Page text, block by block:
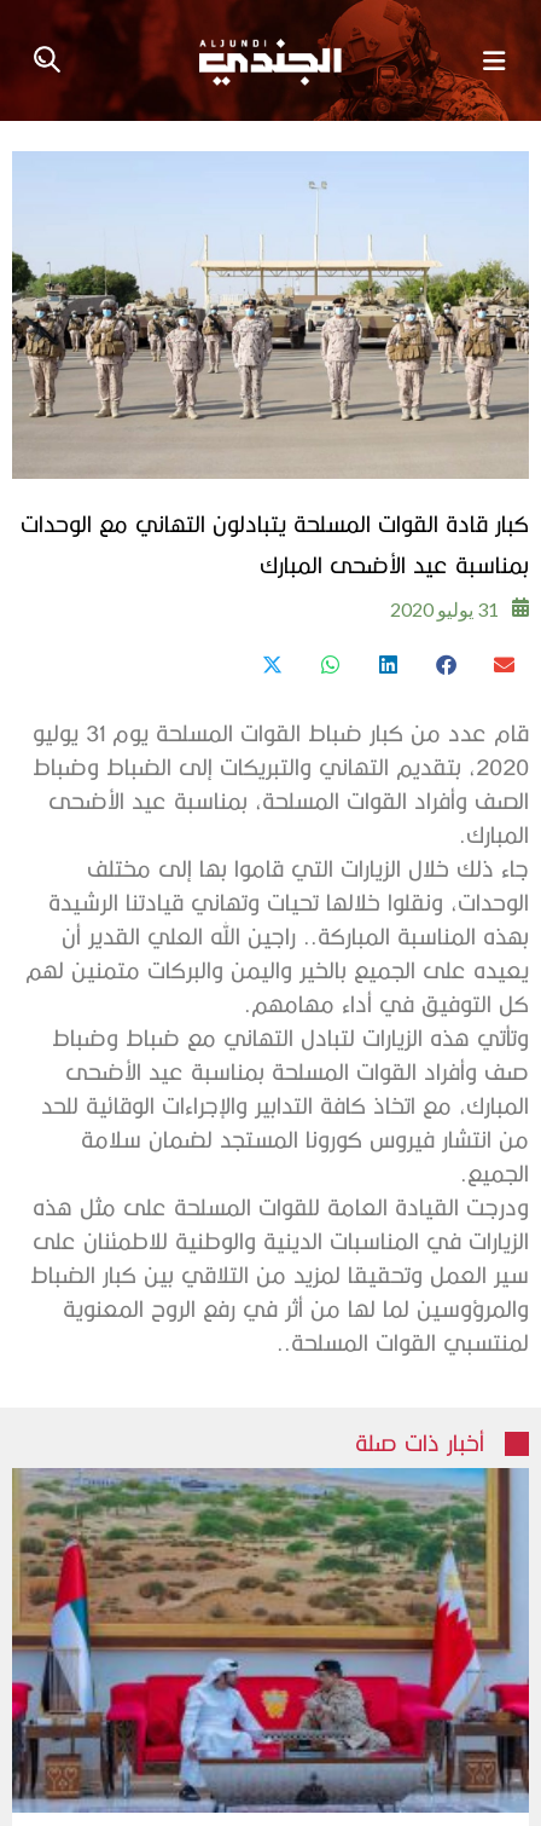
كبار قادة القوات المسلحة يتبادلون التهاني مع الوحدات
بمناسبة عيد الأضحى المبارك
31 يوليو 2020
قام عدد من كبار ضباط القوات المسلحة يوم 31 يوليو
2020، بتقديم التهاني والتبريكات إلى الضباط وضباط
الصف وأفراد القوات المسلحة، بمناسبة عيد الأضحى
المبارك.
جاء ذلك خلال الزيارات التي قاموا بها إلى مختلف
الوحدات، ونقلوا خلالها تحيات وتهاني قيادتنا الرشيدة
بهذه المناسبة المباركة.. راجين الله العلي القدير أن
يعيده على الجميع بالخير واليمن والبركات متمنين لهم
كل التوفيق في أداء مهامهم.
وتأتي هذه الزيارات لتبادل التهاني مع ضباط وضباط
صف وأفراد القوات المسلحة بمناسبة عيد الأضحى
المبارك، مع اتخاذ كافة التدابير والإجراءات الوقائية للحد
من انتشار فيروس كورونا المستجد لضمان سلامة
الجميع.
ودرجت القيادة العامة للقوات المسلحة على مثل هذه
الزيارات في المناسبات الدينية والوطنية للاطمئنان على
سير العمل وتحقيقا لمزيد من التلاقي بين كبار الضباط
والمرؤوسين لما لها من أثر في رفع الروح المعنوية
لمنتسبي القوات المسلحة..
أخبار ذات صلة